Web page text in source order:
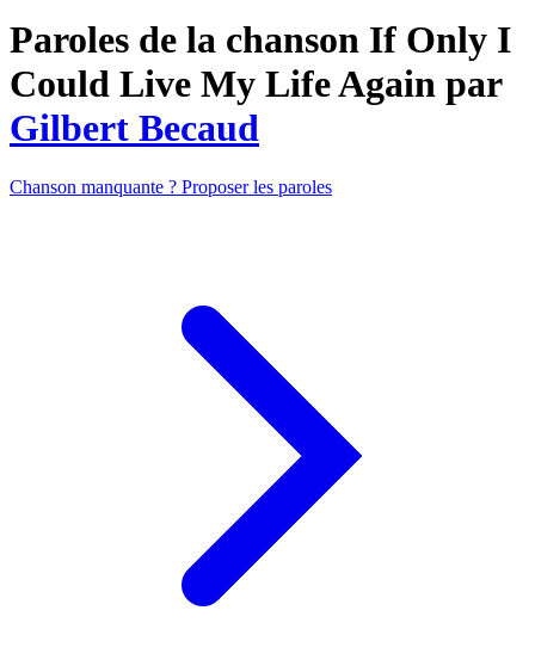
Paroles de la chanson If Only I
Could Live My Life Again par
Gilbert Becaud
Chanson manquante ? Proposer les paroles